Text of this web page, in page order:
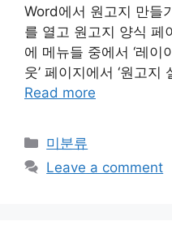
Word에서 원고지 만들
를 열고 원고지 양식 페
에 메뉴들 중에서 ‘레이
웃’ 페이지에서 ‘원고지
Read more
Categories
미분류
Leave a comment